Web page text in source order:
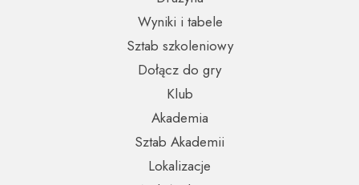
Wyniki i tabele
Lokalizacje
Sztab szkoleniowy
Sztab Akademii
Dołącz do gry
Akademia
Klub